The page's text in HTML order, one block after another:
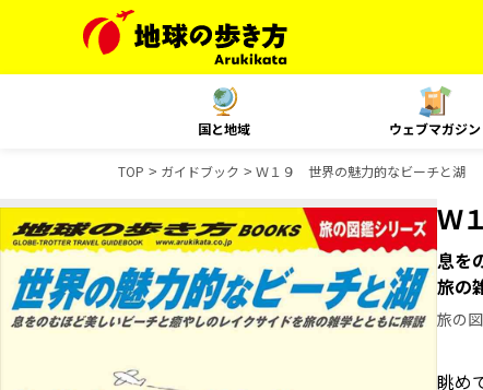
国と地域 ウェブマガジン
TOP ガイドブック Ｗ１９ 世界の魅力的なビーチと湖
Ｗ
息を
旅の
旅の
眺め